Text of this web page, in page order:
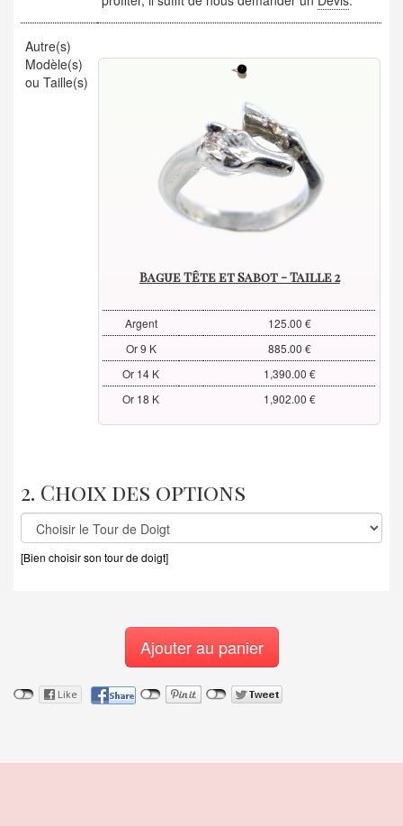
Autre(s)
Modèle(s)
ou Taille(s)
Bague Tête et Sabot - Taille 2
Argent
125.00 €
Or 9 K
885.00 €
Or 14 K
1,390.00 €
Or 18 K
1,902.00 €
2. Choix des options
[Bien choisir son tour de doigt]
Ajouter au panier